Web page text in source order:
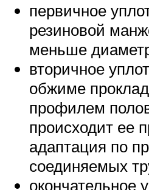
первичное
резиновой
меньше
вторичное
обжиме
профилем
происходит ее
адаптация по
соединяемых
окончательное